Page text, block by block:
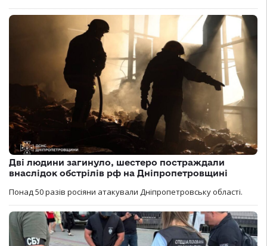
Дві людини загинуло, шестеро постраждали
внаслідок обстрілів рф на Дніпропетровщині
Понад 50 разів росіяни атакували Дніпропетровську області.